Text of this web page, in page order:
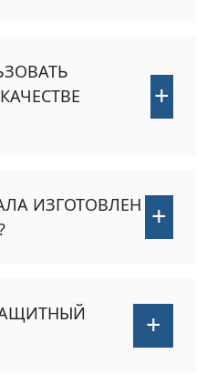
+
ИЗГОТОВЛЕН +
+